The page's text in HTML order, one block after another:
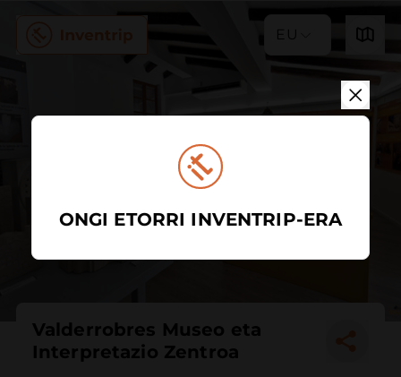
EU
Valderrobres Museo eta
Interpretazio Zentroa
ONGI ETORRI INVENTRIP-ERA